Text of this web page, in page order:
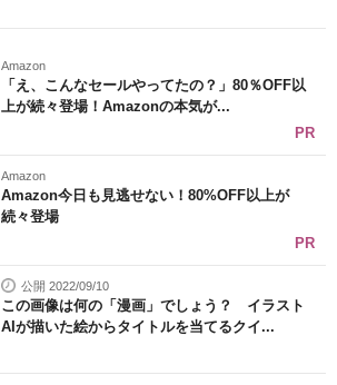
Amazon
「え、こんなセールやってたの？」80％OFF以
上が続々登場！Amazonの本気が...
PR
Amazon
Amazon今日も見逃せない！80%OFF以上が
続々登場
PR
公開 2022/09/10
この画像は何の「漫画」でしょう？ イラスト
AIが描いた絵からタイトルを当てるクイ...